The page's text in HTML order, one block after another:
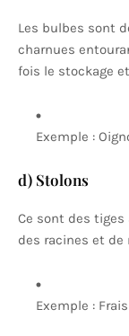
Les bulbes sont
charnues
fois le stockage
Exemple :
d) Stolons
Ce sont des
des racines et
Exemple :